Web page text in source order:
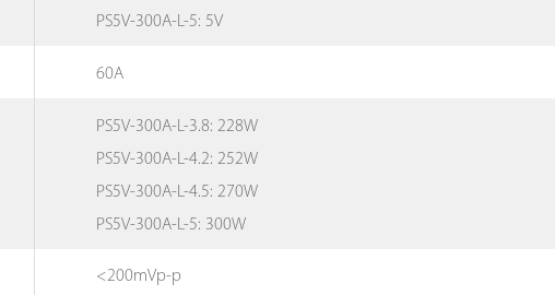
PS5V-300A-L-5: 5V
60A
PS5V-300A-L-3.8: 228W
PS5V-300A-L-4.2: 252W
PS5V-300A-L-4.5: 270W
PS5V-300A-L-5: 300W
<200mVp-p